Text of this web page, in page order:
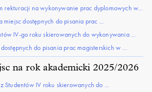
rekturacji na wykonywanie prac dyplomowych w...
miejsc dostępnych do pisania prac ...
IV-go roku skierowanych do wykonywania ...
do pisania prac magisterskich w ...
na rok akademicki 2025/2026
Studentów IV roku skierowanych do ...